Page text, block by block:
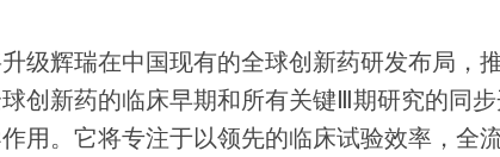
辉瑞在中国现有的全球创新药研发布局，
创新药的临床早期和所有关键Ⅲ期研究的同
用。它将专注于以领先的临床试验效率，全